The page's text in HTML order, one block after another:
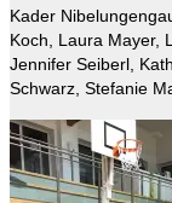
Kader
Koch, Laura Mayer,
Jennifer Seiberl,
Schwarz, Stefanie